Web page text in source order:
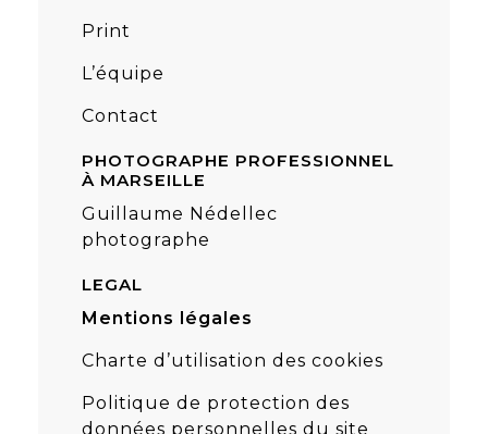
Print
L’équipe
Contact
PHOTOGRAPHE PROFESSIONNEL
À MARSEILLE
Guillaume Nédellec
photographe
LEGAL
Mentions légales
Charte d’utilisation des cookies
Politique de protection des
données personnelles du site